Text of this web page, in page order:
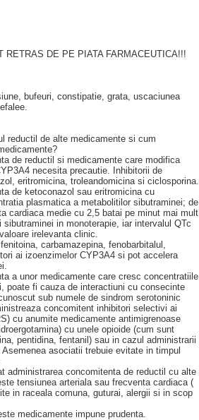
RETRAS DE PE PIATA FARMACEUTICA!!!
bufeuri, constipatie, grata, uscaciunea
reductil de alte medicamente si cum
de reductil si medicamente care modifica
necesita precautie. Inhibitorii de
eritromicina, troleandomicina si ciclosporina.
de ketoconazol sau eritromicina cu
plasmatica a metabolitilor sibutraminei; de
cardiaca medie cu 2,5 batai pe minut mai mult
in monoterapie, iar intervalul QTc
irelevanta clinic.
carbamazepina, fenobarbitalul,
ai izoenzimelor CYP3A4 si pot accelera
a unor medicamente care cresc concentratiile
poate fi cauza de interactiuni cu consecinte
sub numele de sindrom serotoninic
concomitent inhibitori selectivi ai
cu anumite medicamente antimigrenoase
cu unele opioide (cum sunt
pentidina, fentanil) sau in cazul administrarii
asociatii trebuie evitate in timpul
administrarea concomitenta de reductil cu alte
tensiunea arteriala sau frecventa cardiaca (
in raceala comuna, guturai, alergii si in scop
medicamente impune prudenta.